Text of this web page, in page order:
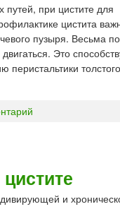
при цистите для
цистита
пузыря. Весьма
Это
перистальтики толстого
и